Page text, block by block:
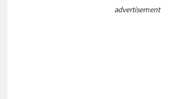
advertisement